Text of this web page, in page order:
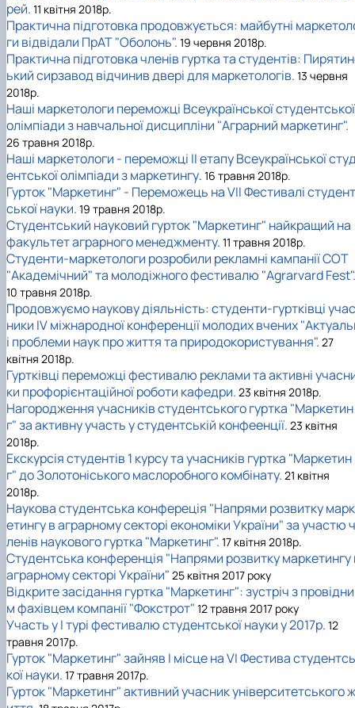
рей. 11 квітня 2018р.
Практична підготовка продовжується: майбутні
ги відвідали ПрАТ "Оболонь". 19 червня 2018р.
Практична підготовка членів гуртка та студентів:
ький сирзавод відчинив двері для маркетологів. 13 червня
2018р.
Наші маркетологи переможці Всеукраїнської студентської
олімпіади з навчальної дисципліни "Аграрний маркетинг".
26 травня 2018р.
Наші маркетологи - переможці II етапу Всеукраїнської
ентської олімпіади з маркетингу. 16 травня 2018р.
Гурток "Маркетинг" - Переможець на VII Фестивалі студент
ської науки. 19 травня 2018р.
Студентський науковий гурток "Маркетинг" найкращий на
факультет аграрного менеджменту. 11 травня 2018р.
Студенти-маркетологи розробили рекламні кампанії СОТ
"Академічний" та молодіжного фестивалю "Agrarvard Fest".
10 травня 2018р.
Продовжуємо наукову діяльність: студенти-гуртківці учас
ники IV міжнародної конференції молодих вчених
і проблеми наук про життя та природокористування". 27
квітня 2018р.
Гуртківці переможці фестивалю реклами та активні
ки профорієнтаційної роботи кафедри. 23 квітня 2018р.
Нагородження учасників студентського гуртка "Маркетин
г" за активну участь у студентській конфеенції. 23 квітня
2018р.
Екскурсія студентів 1 курсу та учасників гуртка "Маркетин
г" до Золотоніського маслоробного комбінату. 21 квітня
2018р.
Наукова студентська конфереція "Напрями розвитку марк
етингу в аграрному секторі економіки України" за участю ч
ленів наукового гуртка "Маркетинг". 17 квітня 2018р.
Студентська конференція "Напрями розвитку маркетингу
аграрному секторі України" 25 квітня 2017 року
Відкрите засідання гуртка "Маркетинг": зустріч з провідни
м фахівцем компанії "Фокстрот" 12 травня 2017 року
Участь у І турі фестивалю студентської науки у 2017р. 12
травня 2017р.
Гурток "Маркетинг" зайняв І місце на VI Фестива студентсь
кої науки. 17 травня 2017р.
Гурток "Маркетинг" активний учасник університетського ж